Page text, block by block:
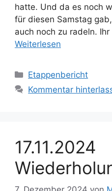
hatte. Und da es noch
für diesen Samstag
auch noch zu radeln.
Weiterlesen
Kategorien
Etappenbericht
Kommentar
17.11.2024